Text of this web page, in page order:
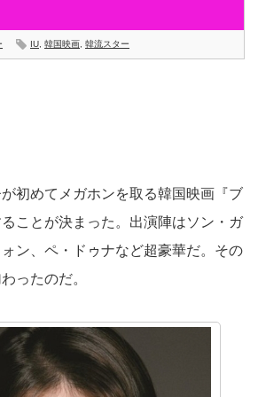
IU 韓国映画 韓流スター
初めてメガホンを取る韓国映画『ブ
ことが決まった。出演陣はソン・ガ
ン、ペ・ドゥナなど超豪華だ。その
ったのだ。